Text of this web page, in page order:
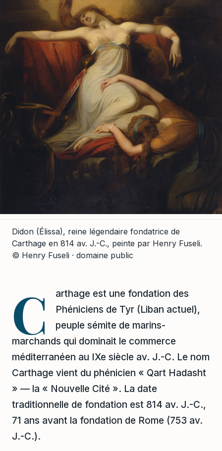
Didon (Élissa), reine légendaire fondatrice de
Carthage en 814 av. J.-C., peinte par Henry Fuseli.
© Henry Fuseli · domaine public
C
arthage est une fondation des
Phéniciens de Tyr (Liban actuel),
peuple sémite de marins-
marchands qui dominait le commerce
méditerranéen au IXe siècle av. J.-C. Le nom
Carthage vient du phénicien « Qart Hadasht
» — la « Nouvelle Cité ». La date
traditionnelle de fondation est 814 av. J.-C.,
71 ans avant la fondation de Rome (753 av.
J.-C.).